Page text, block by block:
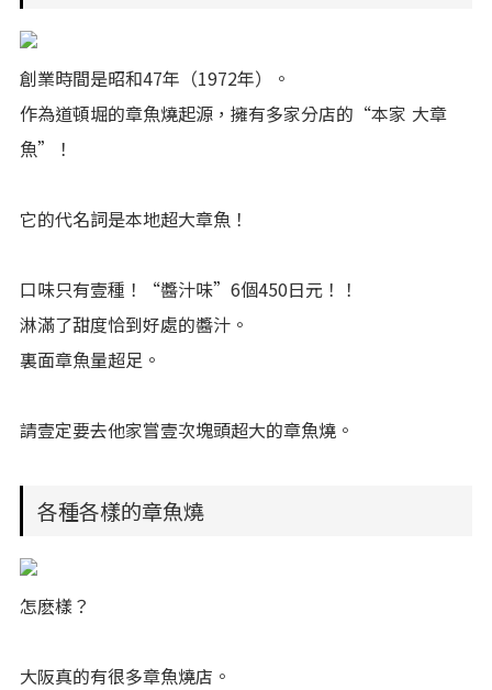
創業時間是昭和47年（1972年）。
作為道頓堀的章魚燒起源，擁有多家分店的“本家 大章
魚”！
它的代名詞是本地超大章魚！
口味只有壹種！“醬汁味”6個450日元！！
淋滿了甜度恰到好處的醬汁。
裏面章魚量超足。
請壹定要去他家嘗壹次塊頭超大的章魚燒。
各種各樣的章魚燒
怎麽樣？
大阪真的有很多章魚燒店。